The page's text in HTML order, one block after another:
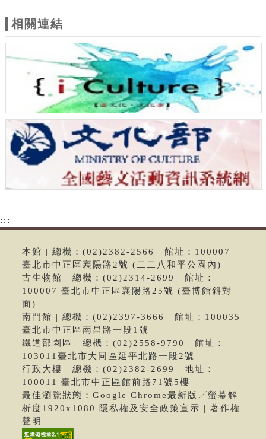
相關連結
:::
本館 | 總機：(02)2382-2566 | 館址：100007
臺北市中正區襄陽路2號 (二二八和平公園內)
古生物館 | 總機：(02)2314-2699 | 館址：
100007 臺北市中正區襄陽路25號 (臺博館斜對
面)
南門館 | 總機：(02)2397-3666 | 館址：100035
臺北市中正區南昌路一段1號
鐵道部園區 | 總機：(02)2558-9790 | 館址：
103011臺北市大同區延平北路一段2號
行政大樓 | 總機：(02)2382-2699 | 地址：
100011 臺北市中正區館前路71號5樓
最佳瀏覽狀態：Google Chrome最新版╱螢幕解
析度1920x1080 隱私權及安全政策宣示 | 著作權
聲明